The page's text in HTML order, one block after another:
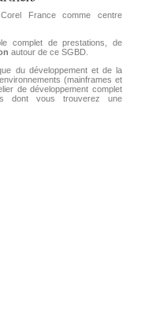
France comme centre
complet de prestations, de
autour de ce SGBD.
du développement et de la
(mainframes et
de développement complet
dont vous trouverez une